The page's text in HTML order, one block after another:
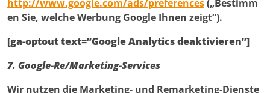
http://www.google.com/ads/preferences(„Bestimm
en Sie, welche Werbung Google Ihnen zeigt“).
[ga-optout text=”Google Analytics deaktivieren”]
7. Google-Re/Marketing-Services
Wir nutzen die Marketing- und Remarketing-Dienste